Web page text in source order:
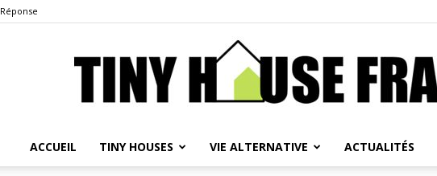
Réponse
Tiny
ACCUEIL TINY HOUSES VIE ALTERNATIVE ACTUALITÉS